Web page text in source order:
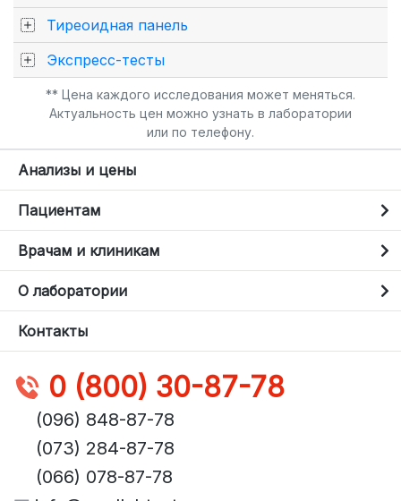
Тиреоидная панель
Экспресс-тесты
** Цена каждого исследования может меняться.
Актуальность цен можно узнать в лаборатории
или по телефону.
Анализы и цены
Пациентам
Врачам и клиникам
О лаборатории
Контакты
0 (800) 30-87-78
(096) 848-87-78
(073) 284-87-78
(066) 078-87-78